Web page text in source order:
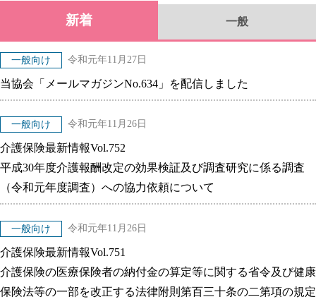
新着 一般
一般向け 令和元年11月27日
当協会「メールマガジンNo.634」を配信しました
一般向け 令和元年11月26日
介護保険最新情報Vol.752
平成30年度介護報酬改定の効果検証及び調査研究に係る調査
（令和元年度調査）への協力依頼について
一般向け 令和元年11月26日
介護保険最新情報Vol.751
介護保険の医療保険者の納付金の算定等に関する省令及び健康
保険法等の一部を改正する法律附則第百三十条の二第項の規定